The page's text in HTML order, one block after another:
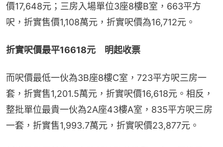
價17,648元；三房入場單位3座8樓B室，663平方
呎，折實售價1,108萬元，折實呎價為16,712元。
折實呎價最平16618元　明起收票
而呎價最低一伙為3B座8樓C室，723平方呎三房一
套，折實售1,201.5萬元，折實呎價16,618元。相反，
整批單位最貴一伙為2A座43樓A室，835平方呎三房
一套，折實售1,993.7萬元，折實呎價23,877元。